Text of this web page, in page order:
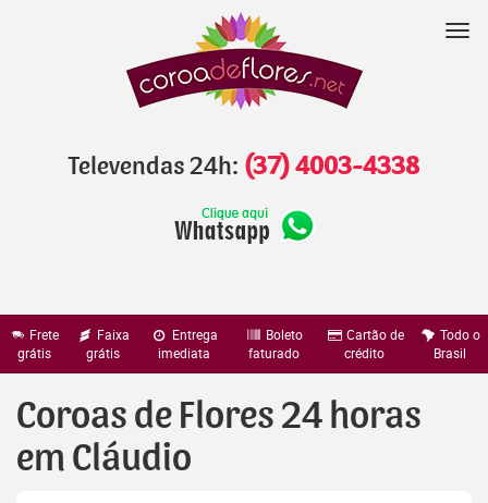
Televendas 24h: (37) 4003-4338
Frete
grátis
Faixa
grátis
Entrega
imediata
Boleto
faturado
Cartão de
crédito
Todo o
Brasil
Coroas de Flores 24 horas
em Cláudio